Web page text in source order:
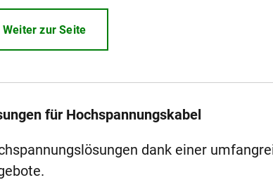
Weiter zur Seite
für Hochspannungskabel
dank einer